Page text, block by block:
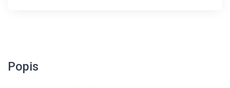
Popis